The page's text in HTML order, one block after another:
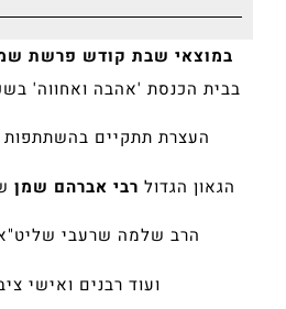
במוצאי שבת קודש פרשת שמות
בבית הכנסת 'אהבה ואחווה'
העצרת תתקיים בהשתתפות
הגאון הגדול רבי אברהם שמן
הרב שלמה שרעבי
ועוד רבנים ואישי